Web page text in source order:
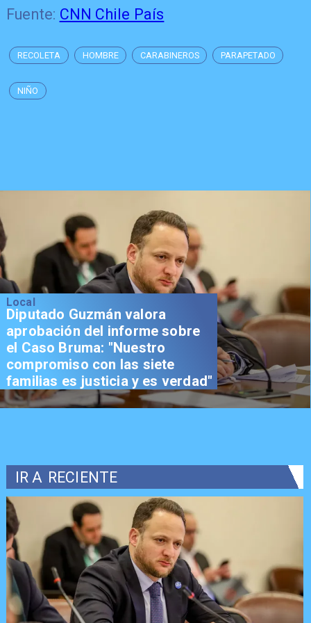
Fuente: CNN Chile País
RECOLETA HOMBRE CARABINEROS PARAPETADO
NIÑO
Local
Diputado Guzmán valora
aprobación del informe sobre
el Caso Bruma: "Nuestro
compromiso con las siete
familias es justicia y es verdad"
IR A RECIENTE